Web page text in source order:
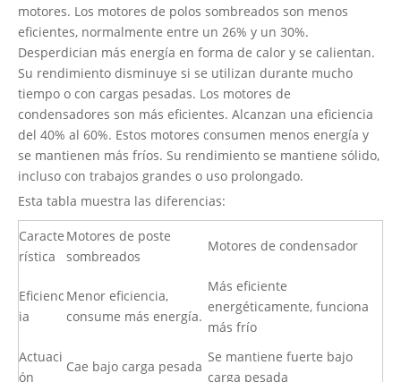
motores. Los motores de polos sombreados son menos
eficientes, normalmente entre un 26% y un 30%.
Desperdician más energía en forma de calor y se calientan.
Su rendimiento disminuye si se utilizan durante mucho
tiempo o con cargas pesadas. Los motores de
condensadores son más eficientes. Alcanzan una eficiencia
del 40% al 60%. Estos motores consumen menos energía y
se mantienen más fríos. Su rendimiento se mantiene sólido,
incluso con trabajos grandes o uso prolongado.
Esta tabla muestra las diferencias:
Caracte
rística
Motores de poste
sombreados
Motores de condensador
Eficienc
ia
Menor eficiencia,
consume más energía.
Más eficiente
energéticamente, funciona
más frío
Actuaci
ón
Cae bajo carga pesada
Se mantiene fuerte bajo
carga pesada